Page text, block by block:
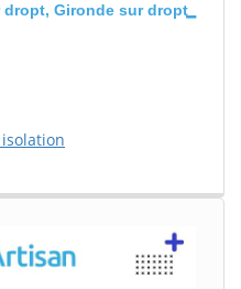
Gironde sur dropt